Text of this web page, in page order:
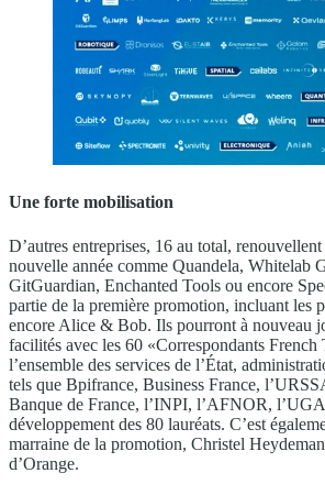
Une forte mobilisation
D’autres entreprises, 16 au total,
nouvelle année comme Quandela, Whitelab
GitGuardian, Enchanted Tools ou encore
partie de la première promotion, incluant les
encore Alice & Bob. Ils pourront à nouveau
facilités avec les 60 «Correspondants French
l’ensemble des services de l’État,
tels que Bpifrance, Business France,
Banque de France, l’INPI, l’AFNOR,
développement des 80 lauréats. C’est
marraine de la promotion, Christel
d’Orange.